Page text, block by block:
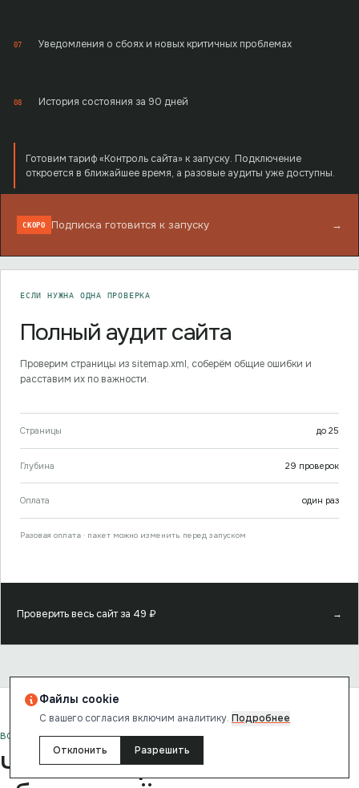
07 Уведомления о сбоях и новых критичных проблемах
08 История состояния за 90 дней
Готовим тариф «Контроль сайта» к запуску. Подключение
откроется в ближайшее время, а разовые аудиты уже доступны.
СКОРО Подписка готовится к запуску →
ЕСЛИ НУЖНА ОДНА ПРОВЕРКА
Полный аудит сайта
Проверим страницы из sitemap.xml, соберём общие ошибки и
расставим их по важности.
Страницы до 25
Глубина 29 проверок
Оплата один раз
Разовая оплата · пакет можно изменить перед запуском
Проверить весь сайт за 49 ₽ →
ВОПРОСЫ И ОТВЕТЫ
Частые вопросы
Файлы cookie
С вашего согласия включим аналитику. Подробнее
Отклонить Разрешить